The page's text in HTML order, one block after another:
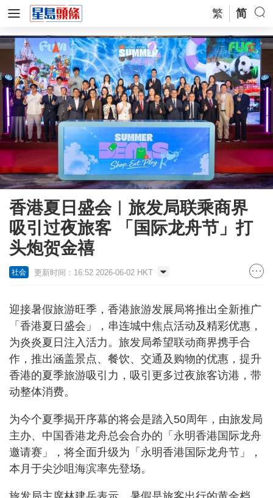
繁 简
香港夏日盛会︱旅发局联乘商界
吸引过夜旅客 「国际龙舟节」打
头炮贺金禧
社会 更新时间：16:52 2026-06-02 HKT
迎接暑假旅游旺季，香港旅游发展局将推出全新推广
「香港夏日盛会」，串连城中焦点活动及精彩优惠，
为炎炎夏日注入活力。旅发局希望联动商界携手合
作，推出涵盖景点、餐饮、交通及购物的优惠，提升
香港的夏季旅游吸引力，吸引更多过夜旅客访港，带
动整体消费。
为今个夏季揭开序幕的将会是踏入50周年，由旅发局
主办、中国香港龙舟总会合办的「永明香港国际龙舟
邀请赛」，将全面升级为「永明香港国际龙舟节」，
本月于尖沙咀海滨率先登场。